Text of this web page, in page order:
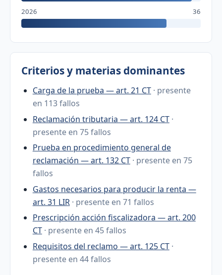
2026 36
Criterios y materias dominantes
Carga de la prueba — art. 21 CT · presente
en 113 fallos
Reclamación tributaria — art. 124 CT ·
presente en 75 fallos
Prueba en procedimiento general de
reclamación — art. 132 CT · presente en 75
fallos
Gastos necesarios para producir la renta —
art. 31 LIR · presente en 71 fallos
Prescripción acción fiscalizadora — art. 200
CT · presente en 45 fallos
Requisitos del reclamo — art. 125 CT ·
presente en 44 fallos